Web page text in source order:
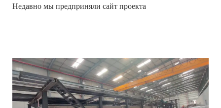
Недавно мы предприняли сайт проекта